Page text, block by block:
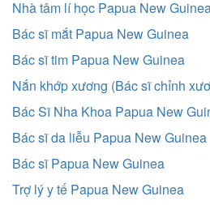
Nhà tâm lí học Papua New
Bác sĩ mắt Papua New Guinea
Bác sĩ tim Papua New Guinea
Nắn khớp xương (Bác sĩ chỉnh
Bác Sĩ Nha Khoa Papua New
Bác sĩ da liễu Papua New Guinea
Bác sĩ Papua New Guinea
Trợ lý y tế Papua New Guinea